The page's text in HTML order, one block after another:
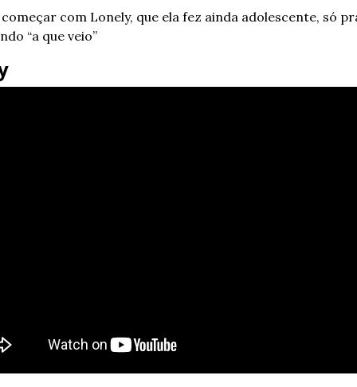
com Lonely, que ela fez ainda adolescente, só
“a que veio”